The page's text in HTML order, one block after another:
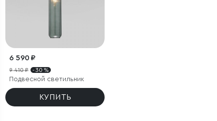
6 590 ₽
9 410 ₽ - 30 %
Подвесной светильник
КУПИТЬ